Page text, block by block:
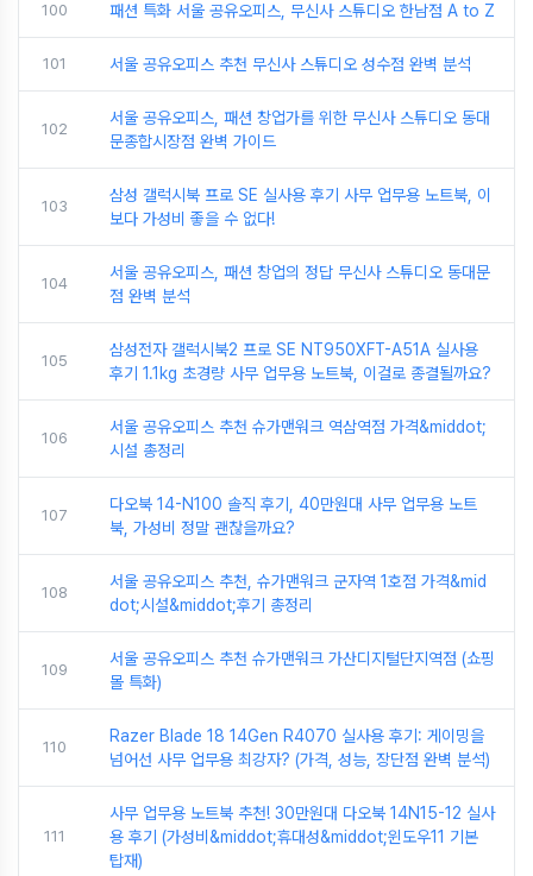
100 패션 특화 서울 공유오피스, 무신사 스튜디오 한남점 A to Z
101 서울 공유오피스 추천 무신사 스튜디오 성수점 완벽 분석
102
서울 공유오피스, 패션 창업가를 위한 무신사 스튜디오 동대
문종합시장점 완벽 가이드
103
삼성 갤럭시북 프로 SE 실사용 후기 사무 업무용 노트북, 이
보다 가성비 좋을 수 없다!
104
서울 공유오피스, 패션 창업의 정답 무신사 스튜디오 동대문
점 완벽 분석
105
삼성전자 갤럭시북2 프로 SE NT950XFT-A51A 실사용
후기 1.1kg 초경량 사무 업무용 노트북, 이걸로 종결될까요?
106
서울 공유오피스 추천 슈가맨워크 역삼역점 가격&middot;
시설 총정리
107
다오북 14-N100 솔직 후기, 40만원대 사무 업무용 노트
북, 가성비 정말 괜찮을까요?
108
서울 공유오피스 추천, 슈가맨워크 군자역 1호점 가격&mid
dot;시설&middot;후기 총정리
109
서울 공유오피스 추천 슈가맨워크 가산디지털단지역점 (쇼핑
몰 특화)
110
Razer Blade 18 14Gen R4070 실사용 후기: 게이밍을
넘어선 사무 업무용 최강자? (가격, 성능, 장단점 완벽 분석)
111
사무 업무용 노트북 추천! 30만원대 다오북 14N15-12 실사
용 후기 (가성비&middot;휴대성&middot;윈도우11 기본
탑재)